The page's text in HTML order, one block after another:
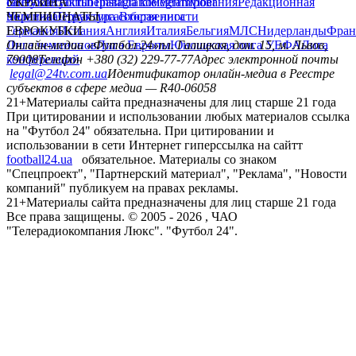
политикаСтруктура собственности
УкраинаПервая лигаВторая лига
ЧЕМПИОНАТЫ
ГерманияИспанияАнглияИталияБельгияМЛСНидерланды
ЕВРОКУБКИ
Лига чемпионовЛига ЕвропыЮношеская лига УЕФАЛига
конференций
Онлайн-медиа «Футбол 24»пл. Галицкая, дом. 15, м. Львов,
79008Телефон +380 (32) 229-77-77Адрес электронной почты
legal@24tv.com.uaИдентификатор онлайн-медиа в Реестре
субъектов в сфере медиа — R40-06058
21+Материалы сайта предназначены для лиц старше 21 года
При цитировании и использовании любых материалов ссылка
на "Футбол 24" обязательна. При цитировании и
использовании в сети Интернет гиперссылка на сайтт
football24.ua
обязательное. Материалы со знаком
"Спецпроект", "Партнерский материал", "Реклама", "Новости
компаний" публикуем на правах рекламы.
21+Материалы сайта предназначены для лиц старше 21 года
Все права защищены. © 2005 - 2026 , ЧАО
"Телерадиокомпания Люкс". "Футбол 24".